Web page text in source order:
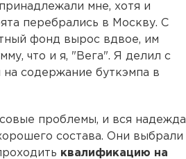
мне, хотя и
перебрались в Москву. С
фонд вырос вдвое, им
что и я, "Вега". Я делил с
содержание буткэмпа в
проблемы, и вся надежда
состава. Они выбрали
квалификацию на